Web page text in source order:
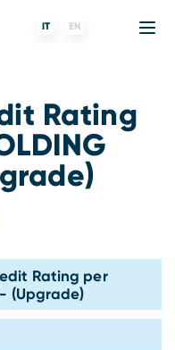
IT EN
Rating
Rating per
(Upgrade)